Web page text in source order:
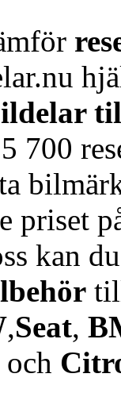
700
priset
kan
,Seat,
och